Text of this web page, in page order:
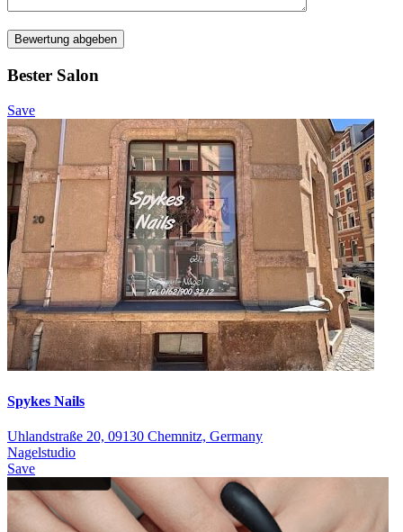
Bewertung abgeben
Bester Salon
Save
Spykes Nails
Uhlandstraße 20, 09130 Chemnitz, Germany
Nagelstudio
Save